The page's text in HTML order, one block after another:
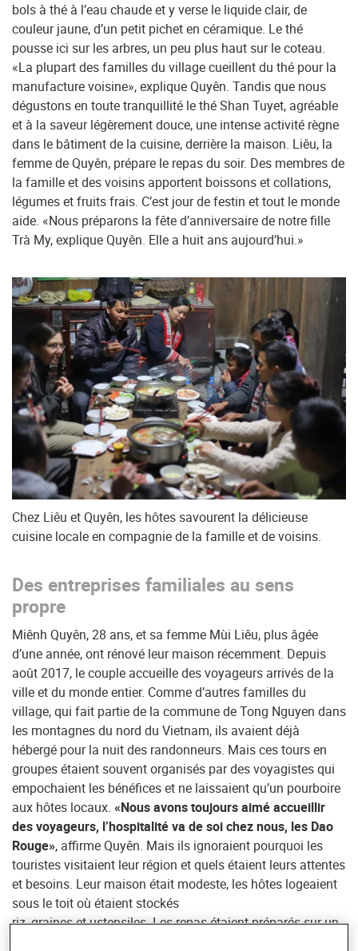
bols à thé à l’eau chaude et y verse le liquide clair, de
couleur jaune, d’un petit pichet en céramique. Le thé
pousse ici sur les arbres, un peu plus haut sur le coteau.
«La plupart des familles du village cueillent du thé pour la
manufacture voisine», explique Quyên. Tandis que nous
dégustons en toute tranquillité le thé Shan Tuyet, agréable
et à la saveur légèrement douce, une intense activité règne
dans le bâtiment de la cuisine, derrière la maison. Liêu, la
femme de Quyên, prépare le repas du soir. Des membres de
la famille et des voisins apportent boissons et collations,
légumes et fruits frais. C’est jour de festin et tout le monde
aide. «Nous préparons la fête d’anniversaire de notre fille
Trà My, explique Quyên. Elle a huit ans aujourd’hui.»
Chez Liêu et Quyên, les hôtes savourent la délicieuse
cuisine locale en compagnie de la famille et de voisins.
Des entreprises familiales au sens
propre
Miênh Quyên, 28 ans, et sa femme Mùi Liêu, plus âgée
d’une année, ont rénové leur maison récemment. Depuis
août 2017, le couple accueille des voyageurs arrivés de la
ville et du monde entier. Comme d’autres familles du
village, qui fait partie de la commune de Tong Nguyen dans
les montagnes du nord du Vietnam, ils avaient déjà
hébergé pour la nuit des randonneurs. Mais ces tours en
groupes étaient souvent organisés par des voyagistes qui
empochaient les bénéfices et ne laissaient qu’un pourboire
aux hôtes locaux. «Nous avons toujours aimé accueillir
des voyageurs, l’hospitalité va de soi chez nous, les Dao
Rouge», affirme Quyên. Mais ils ignoraient pourquoi les
touristes visitaient leur région et quels étaient leurs attentes
et besoins. Leur maison était modeste, les hôtes logeaient
sous le toit où étaient stockés
riz, graines et ustensiles. Les repas étaient préparés sur un